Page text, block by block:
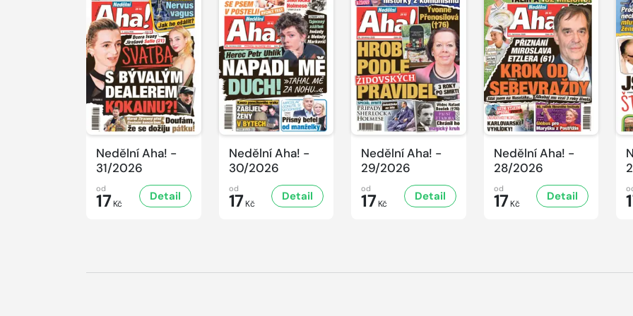
Nedělní Aha! -
31/2026
od
17 Kč
Detail
Nedělní Aha! -
30/2026
od
17 Kč
Detail
Nedělní Aha! -
29/2026
od
17 Kč
Detail
Nedělní Aha! -
28/2026
od
17 Kč
Detail